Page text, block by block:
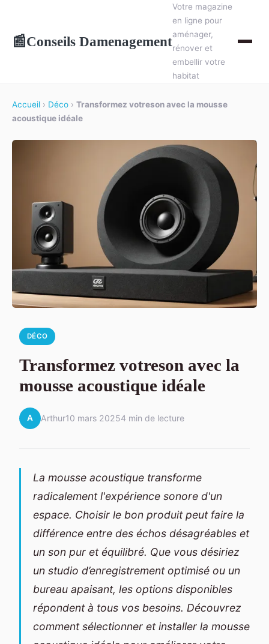
📰Conseils Damenagement
Votre magazine
en ligne pour
aménager,
rénover et
embellir votre
habitat
Accueil › Déco › Transformez votreson avec la mousse
acoustique idéale
DÉCO
Transformez votreson avec la
mousse acoustique idéale
A Arthur10 mars 20254 min de lecture
La mousse acoustique transforme
radicalement l'expérience sonore d'un
espace. Choisir le bon produit peut faire la
différence entre des échos désagréables et
un son pur et équilibré. Que vous désiriez
un studio d’enregistrement optimisé ou un
bureau apaisant, les options disponibles
répondent à tous vos besoins. Découvrez
comment sélectionner et installer la mousse